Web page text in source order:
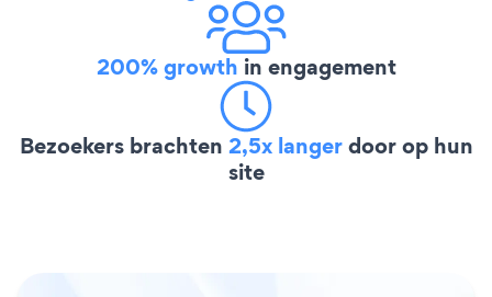
200% growth in engagement
Bezoekers brachten 2,5x langerdoor op hun
site